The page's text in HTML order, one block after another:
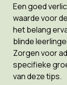
Een goed
waarde voor
het belang
blinde
Zorgen voor
specifieke
van deze tips.